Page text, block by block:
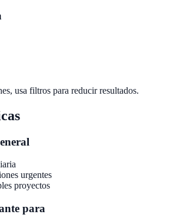
usa filtros para reducir resultados.
urgentes
proyectos
para